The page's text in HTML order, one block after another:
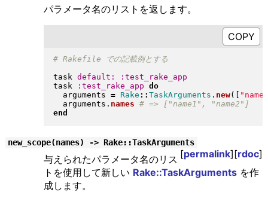
パラメータ名のリストを返します。
task default:
:test_rake_app
task
:test_rake_app do
  arguments
= Rake :: TaskArguments . new( [ " name1
  arguments
. names
end
new_scope(names) -> Rake::TaskArguments
[permalink][rdoc]
与えられたパラメータ名のリス
トを使用して新しい Rake::TaskArgumentsを作
成します。